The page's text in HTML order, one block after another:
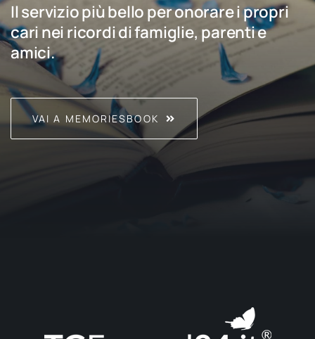
Il servizio più bello per onorare i propri
cari nei ricordi di famiglie, parenti e
amici.
VAI A MEMORIESBOOK